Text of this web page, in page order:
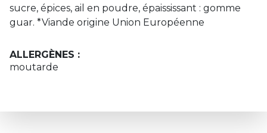
sucre, épices, ail en poudre, épaississant : gomme
guar. *Viande origine Union Européenne
ALLERGÈNES :
moutarde